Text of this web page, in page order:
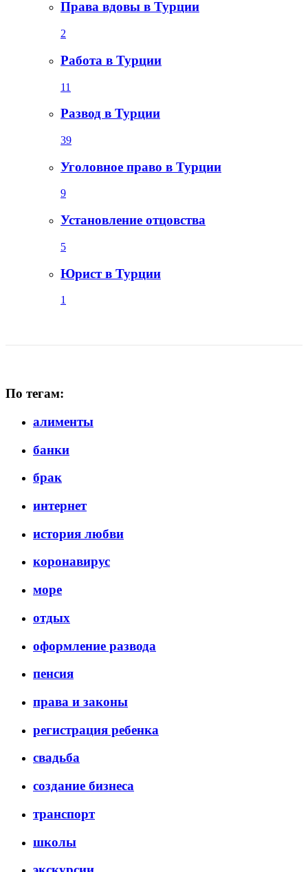
Права вдовы в Турции
2
Работа в Турции
11
Развод в Турции
39
Уголовное право в Турции
9
Установление отцовства
5
Юрист в Турции
1
По тегам:
алименты
банки
брак
интернет
история любви
коронавирус
море
отдых
оформление развода
пенсия
права и законы
регистрация ребенка
свадьба
создание бизнеса
транспорт
школы